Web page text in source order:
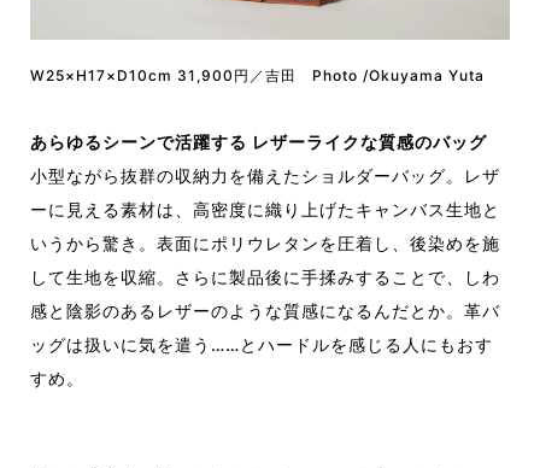
W25×H17×D10cm 31,900円／吉田 Photo /Okuyama Yuta
あらゆるシーンで活躍する レザーライクな質感のバッグ
小型ながら抜群の収納力を備えたショルダーバッグ。レザ
ーに見える素材は、高密度に織り上げたキャンバス生地と
いうから驚き。表面にポリウレタンを圧着し、後染めを施
して生地を収縮。さらに製品後に手揉みすることで、しわ
感と陰影のあるレザーのような質感になるんだとか。革バ
ッグは扱いに気を遣う……とハードルを感じる人にもおす
すめ。